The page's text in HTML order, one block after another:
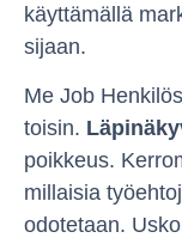
käyttämällä
sijaan.
Me Job
toisin.
poikkeus.
millaisia
odotetaan.